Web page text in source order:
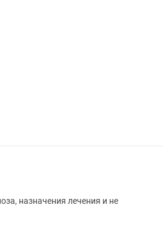
назначения лечения и не